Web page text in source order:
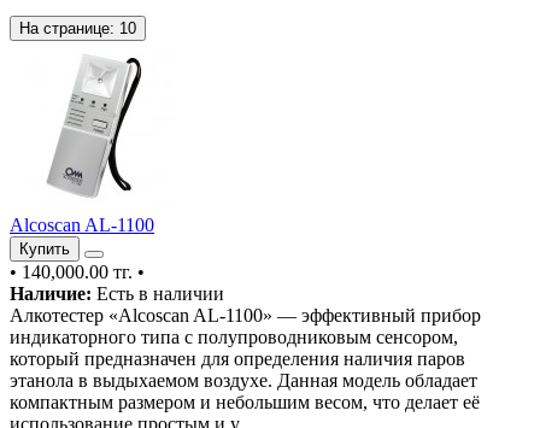
На странице: 10
Alcoscan AL-1100
Купить
• 140,000.00 тг. •
Наличие: Есть в наличии
Алкотестер «Alcoscan AL-1100» — эффективный прибор
индикаторного типа с полупроводниковым сенсором,
который предназначен для определения наличия паров
этанола в выдыхаемом воздухе. Данная модель обладает
компактным размером и небольшим весом, что делает её
использование простым и у..